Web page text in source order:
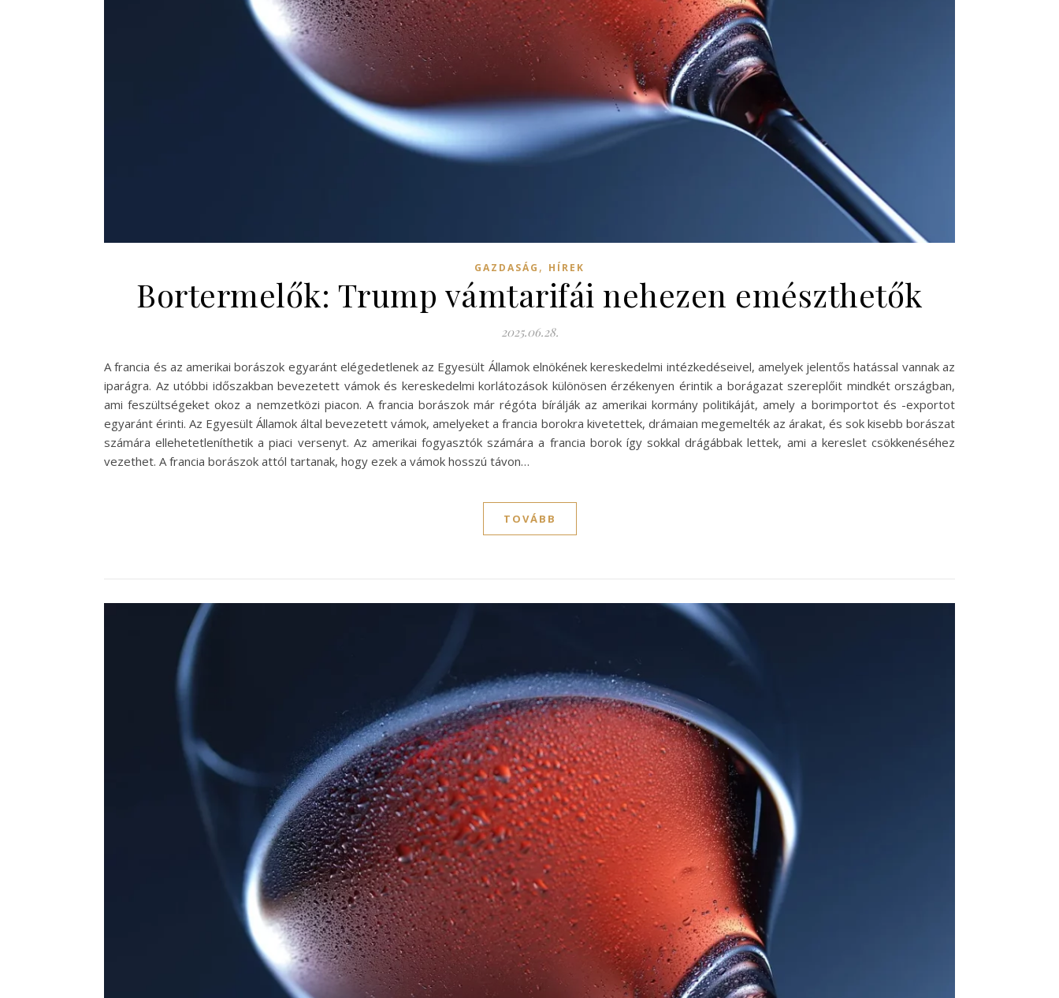
GAZDASÁG , HÍREK
Bortermelők: Trump vámtarifái nehezen emészthetők
2025.06.28.
A francia és az amerikai borászok egyaránt elégedetlenek az Egyesült Államok elnökének kereskedelmi intézkedéseivel, amelyek jelentős hatással vannak az
iparágra. Az utóbbi időszakban bevezetett vámok és kereskedelmi korlátozások különösen érzékenyen érintik a borágazat szereplőit mindkét országban,
ami feszültségeket okoz a nemzetközi piacon. A francia borászok már régóta bírálják az amerikai kormány politikáját, amely a borimportot és -exportot
egyaránt érinti. Az Egyesült Államok által bevezetett vámok, amelyeket a francia borokra kivetettek, drámaian megemelték az árakat, és sok kisebb borászat
számára ellehetetleníthetik a piaci versenyt. Az amerikai fogyasztók számára a francia borok így sokkal drágábbak lettek, ami a kereslet csökkenéséhez
vezethet. A francia borászok attól tartanak, hogy ezek a vámok hosszú távon…
TOVÁBB